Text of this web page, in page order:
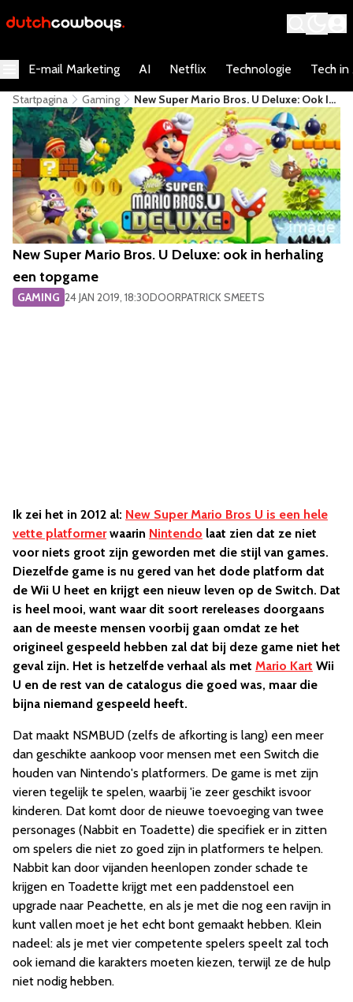
E-mail Marketing AI Netflix Technologie Tech in
Startpagina Gaming
New Super Mario Bros. U Deluxe: Ook In
Herhaling Een Topgame
New Super Mario Bros. U Deluxe: ook in herhaling
een topgame
GAMING 24 JAN 2019, 18:30DOORPATRICK SMEETS
Ik zei het in 2012 al: New Super Mario Bros U is een hele
vette platformerwaarin Nintendo laat zien dat ze niet
voor niets groot zijn geworden met die stijl van games.
Diezelfde game is nu gered van het dode platform dat
de Wii U heet en krijgt een nieuw leven op de Switch. Dat
is heel mooi, want waar dit soort rereleases doorgaans
aan de meeste mensen voorbij gaan omdat ze het
origineel gespeeld hebben zal dat bij deze game niet het
geval zijn. Het is hetzelfde verhaal als met Mario Kart Wii
U en de rest van de catalogus die goed was, maar die
bijna niemand gespeeld heeft.
Dat maakt NSMBUD (zelfs de afkorting is lang) een meer
dan geschikte aankoop voor mensen met een Switch die
houden van Nintendo's platformers. De game is met zijn
vieren tegelijk te spelen, waarbij 'ie zeer geschikt isvoor
kinderen. Dat komt door de nieuwe toevoeging van twee
personages (Nabbit en Toadette) die specifiek er in zitten
om spelers die niet zo goed zijn in platformers te helpen.
Nabbit kan door vijanden heenlopen zonder schade te
krijgen en Toadette krijgt met een paddenstoel een
upgrade naar Peachette, en als je met die nog een ravijn in
kunt vallen moet je het echt bont gemaakt hebben. Klein
nadeel: als je met vier competente spelers speelt zal toch
ook iemand die karakters moeten kiezen, terwijl ze de hulp
niet nodig hebben.